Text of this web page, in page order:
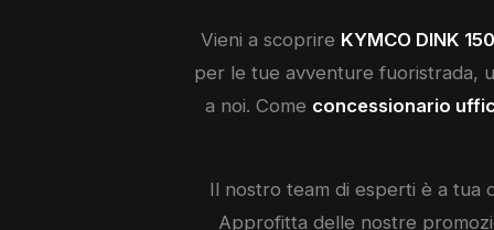
Vieni a scoprire KYMCO DINK
per le tue avventure fuoristrada,
a noi. Come concessionario
Il nostro team di esperti è a tua
Approfitta delle nostre